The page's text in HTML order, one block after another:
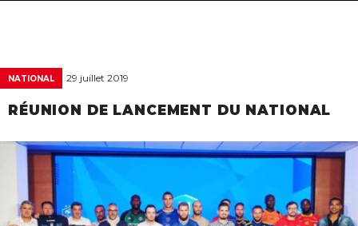
NATIONAL 29 juillet 2019
RÉUNION DE LANCEMENT DU NATIONAL